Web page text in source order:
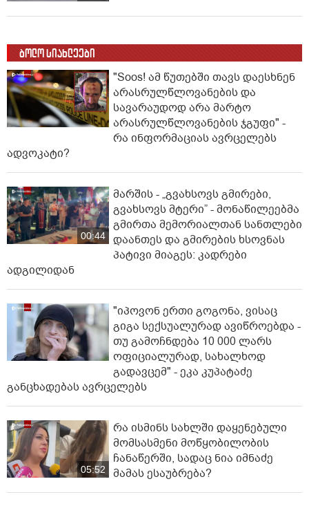
ბოლო სიახლეები
"Soos! ამ წუთებში თავს დაესხნენ
არასრულწლოვანების და
სავარაუდოდ არა მარტო
არასრულწლოვანების ჯგუფი" -
რა ინფორმაციას ავრცელებს
ადვოკატი?
00:44
მარშის - „გვახსოვს გმირები,
გვახსოვს მტერი” - მონაწილეებმა
გმირთა მემორიალთან სანთლები
დაანთეს და გმირების ხსოვნას
პატივი მიაგეს: კადრები
ადგილიდან
"იპოვონ ერთი გოგონა, ვისაც
გიგა სექსუალურად ავიწროებდა -
თუ გამოჩნდება 10 000 ლარს
ოფიციალურად, სახალხოდ
გადავცემ" - ეკა კუპატაძე
განცხადებას ავრცელებს
05:52
რა ისმინს სახლში დაყენებული
მომსასმენი მოწყობილობის
ჩანაწერში, სადაც ნია იმნაძე
მამას ესაუბრება?